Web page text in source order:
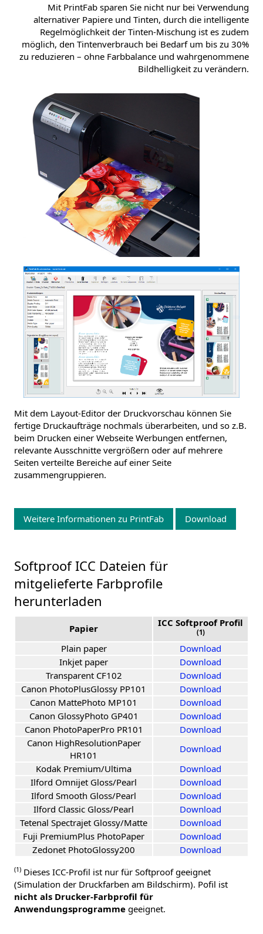
Mit PrintFab sparen Sie nicht nur bei Verwendung
alternativer Papiere und Tinten, durch die intelligente
Regelmöglichkeit der Tinten-Mischung ist es zudem
möglich, den Tintenverbrauch bei Bedarf um bis zu 30%
zu reduzieren – ohne Farbbalance und wahrgenommene
Bildhelligkeit zu verändern.
Mit dem Layout-Editor der Druckvorschau können Sie
fertige Druckaufträge nochmals überarbeiten, und so z.B.
beim Drucken einer Webseite Werbungen entfernen,
relevante Ausschnitte vergrößern oder auf mehrere
Seiten verteilte Bereiche auf einer Seite
zusammengruppieren.
Weitere Informationen zu PrintFab Download
Softproof ICC Dateien für
mitgelieferte Farbprofile
herunterladen
Papier ICC Softproof Profil
(1)
Plain paper
Download
Inkjet paper
Download
Transparent CF102
Download
Canon PhotoPlusGlossy PP101
Download
Canon MattePhoto MP101
Download
Canon GlossyPhoto GP401
Download
Canon PhotoPaperPro PR101
Download
Canon HighResolutionPaper
HR101
Download
Kodak Premium/Ultima
Download
Ilford Omnijet Gloss/Pearl
Download
Ilford Smooth Gloss/Pearl
Download
Ilford Classic Gloss/Pearl
Download
Tetenal Spectrajet Glossy/Matte
Download
Fuji PremiumPlus PhotoPaper
Download
Zedonet PhotoGlossy200
Download
(1) Dieses ICC-Profil ist nur für Softproof geeignet
(Simulation der Druckfarben am Bildschirm). Pofil ist
nicht als Drucker-Farbprofil für
Anwendungsprogramme geeignet.